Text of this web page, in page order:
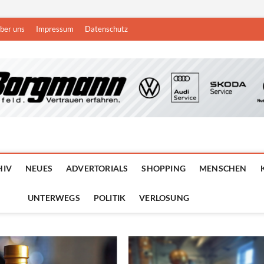
uns Impressum Datenschutz
NIEDERRHEIN
NEUES ADVERTORIALS SHOPPING MENSCHEN
UNTERWEGS POLITIK VERLOSUNG